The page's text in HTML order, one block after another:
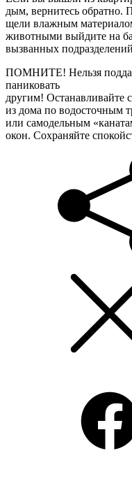
дым, вернитесь обратно.
щели влажным
животными выйдите на
вызванных
ПОМНИТЕ! Нельзя
паниковать
другим! Останавливайте
из дома по водосточным
или самодельным
окон. Сохраняйте